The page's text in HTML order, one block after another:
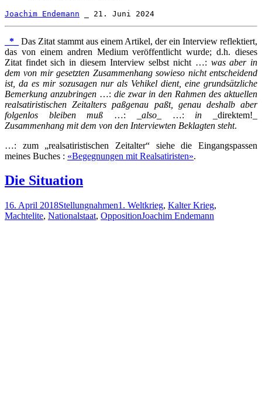
Joachim Endemann _ 21. Juni 2024
_*_
Das Zitat stammt aus einem Artikel, der ein Interview reflektiert,
das von einem andren Medium veröffentlicht wurde; d.h. dieses
Zitat findet sich in diesem Interview selbst nicht …: was aber in
dem von mir gesetzten Zusammenhang sowieso nicht entscheidend
ist, da es mir sozusagen nur als Vehikel dient, eine grundsätzliche
Bemerkung anzubringen…: die zwar in den Rahmen des aktuellen
realsatiristischen Zeitalters paßgenau paßt, genau deshalb aber
folgenlos bleiben muß …: _also_ …: in _direktem!_
Zusammenhang mit dem von den Interviewten Beklagten steht.
…: zum „realsatiristischen Zeitalter“ siehe die Eingangspassen
meines Buches : «Begegnungen mit Realsatiristen».
Die Situation
16. April 2018Stellungnahmen1. Weltkrieg, Kalter Krieg,
Machtelite, Nationalstaat, OppositionJoachim Endemann